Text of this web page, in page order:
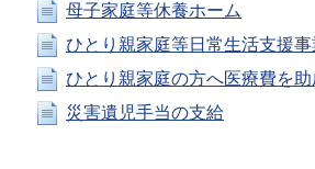
母子家庭等休養ホーム
ひとり親家庭等日常生活支援事
ひとり親家庭の方へ医療費を
災害遺児手当の支給